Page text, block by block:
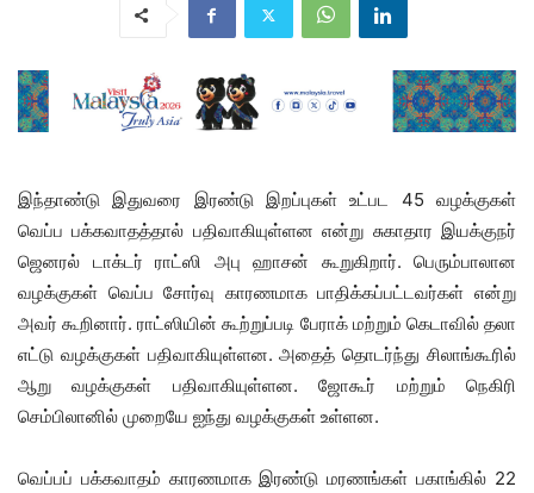
இந்தாண்டு இதுவரை இரண்டு இறப்புகள் உட்பட 45 வழக்குகள்
வெப்ப பக்கவாதத்தால் பதிவாகியுள்ளன என்று சுகாதார இயக்குநர்
ஜெனரல் டாக்டர் ராட்ஸி அபு ஹாசன் கூறுகிறார். பெரும்பாலான
வழக்குகள் வெப்ப சோர்வு காரணமாக பாதிக்கப்பட்டவர்கள் என்று
அவர் கூறினார். ராட்ஸியின் கூற்றுப்படி பேராக் மற்றும் கெடாவில் தலா
எட்டு வழக்குகள் பதிவாகியுள்ளன. அதைத் தொடர்ந்து சிலாங்கூரில்
ஆறு வழக்குகள் பதிவாகியுள்ளன. ஜோகூர் மற்றும் நெகிரி
செம்பிலானில் முறையே ஐந்து வழக்குகள் உள்ளன.
வெப்பப் பக்கவாதம் காரணமாக இரண்டு மரணங்கள் பகாங்கில் 22